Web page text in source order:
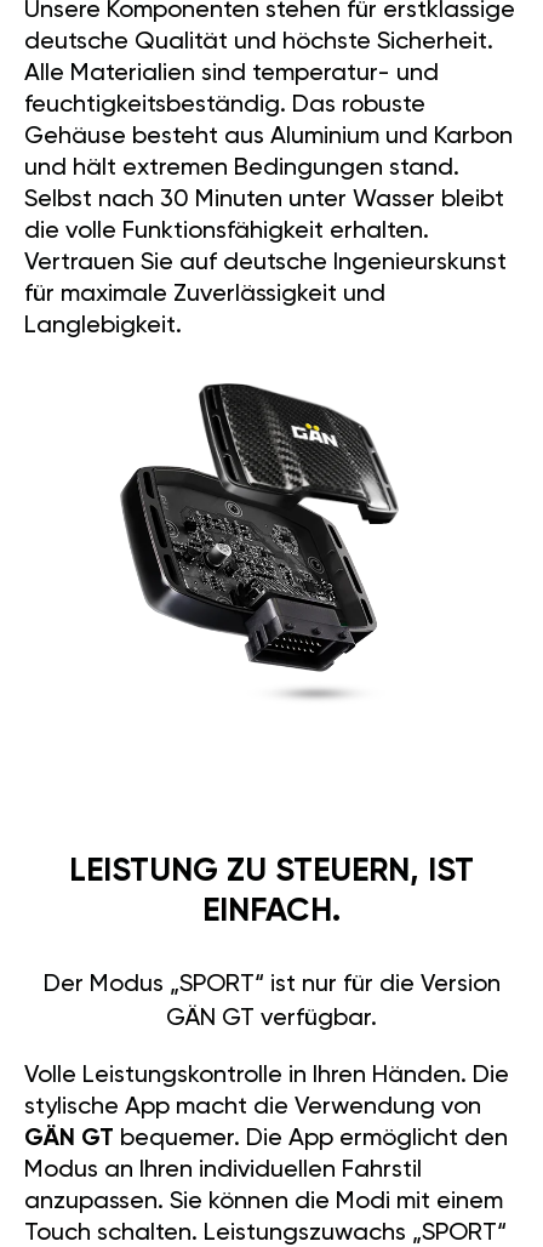
Unsere Komponenten stehen für erstklassige
deutsche Qualität und höchste Sicherheit.
Alle Materialien sind temperatur- und
feuchtigkeitsbeständig. Das robuste
Gehäuse besteht aus Aluminium und Karbon
und hält extremen Bedingungen stand.
Selbst nach 30 Minuten unter Wasser bleibt
die volle Funktionsfähigkeit erhalten.
Vertrauen Sie auf deutsche Ingenieurskunst
für maximale Zuverlässigkeit und
Langlebigkeit.
LEISTUNG ZU STEUERN, IST
EINFACH.
Der Modus „SPORT“ ist nur für die Version
GÄN GT verfügbar.
Volle Leistungskontrolle in Ihren Händen. Die
stylische App macht die Verwendung von
GÄN GT bequemer. Die App ermöglicht den
Modus an Ihren individuellen Fahrstil
anzupassen. Sie können die Modi mit einem
Touch schalten. Leistungszuwachs „SPORT“